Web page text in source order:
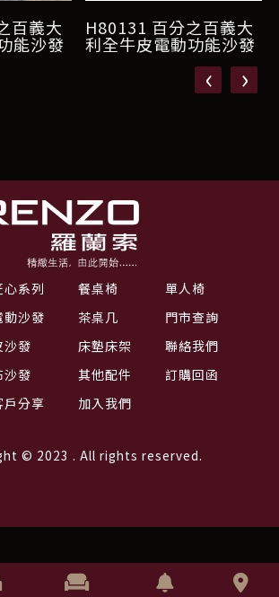
百義大
能沙發
H80131 百分之百義大
利全牛皮電動功能沙發
‹ ›
心系列 餐桌椅
單人椅
動沙發 茶桌几
門市查詢
沙發 床墊床架
聯絡我們
沙發 其他配件
訂購回函
戶分享 加入我們
© 2023 . All rights reserved.